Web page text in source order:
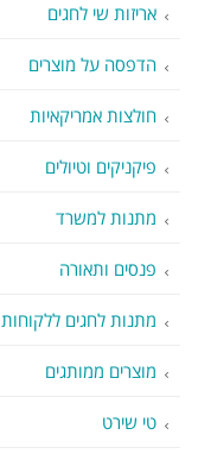
אריזות שי לחגים
הדפסה על מוצרים
חולצות אמריקאיות
פיקניקים וטיולים
מתנות למשרד
פנסים ותאורה
מתנות לחגים ללקוחות
מוצרים ממותגים
טי שירט